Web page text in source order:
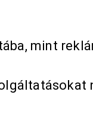
mint